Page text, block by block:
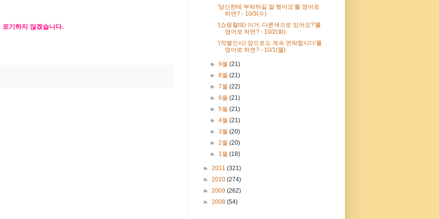
기하지 않겠습니다.
'당신한테 부탁하길 잘 했어요'를 영어로
하면? - 10/3(수)
'(쇼핑할때) 이거, 다른색으로 있어요?'를
영어로 하면? - 10/2(화)
'(작별인사) 앞으로도 계속 연락합시다'를
영어로 하면? - 10/1(월)
►9월(21)
►8월(21)
►7월(22)
►6월(21)
►5월(21)
►4월(21)
►3월(20)
►2월(20)
► 1월(18)
► 2011 (321)
► 2010 (274)
► 2009 (262)
► 2008 (54)